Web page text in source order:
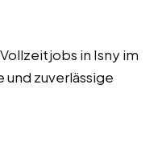
in Isny im
zuverlässige